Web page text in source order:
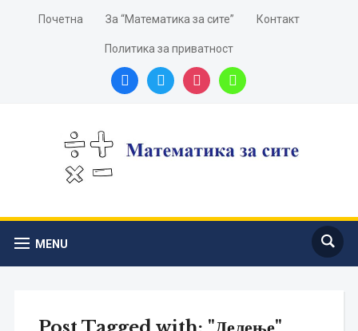
Почетна За “Математика за сите” Контакт
Политика за приватност
facebooktwitter instagramyoutube
MENU